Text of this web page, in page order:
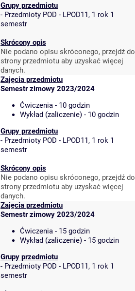
Grupy przedmiotu
- Przedmioty POD - LPOD11, 1 rok 1
semestr
Skrócony opis
Nie podano opisu skróconego, przejdź do
strony przedmiotu aby uzyskać więcej
danych.
Zajęcia przedmiotu
Semestr zimowy 2023/2024
Ćwiczenia - 10 godzin
Wykład (zaliczenie) - 10 godzin
Grupy przedmiotu
- Przedmioty POD - LPOD11, 1 rok 1
semestr
Skrócony opis
Nie podano opisu skróconego, przejdź do
strony przedmiotu aby uzyskać więcej
danych.
Zajęcia przedmiotu
Semestr zimowy 2023/2024
Ćwiczenia - 15 godzin
Wykład (zaliczenie) - 15 godzin
Grupy przedmiotu
- Przedmioty POD - LPOD11, 1 rok 1
semestr